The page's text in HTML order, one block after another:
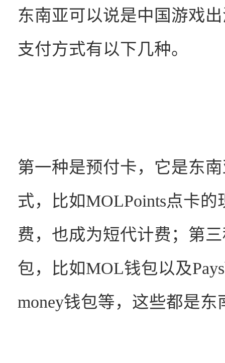
东南亚可以说是中国游戏
支付方式有以下几种。
第一种是预付卡，它是东
式，比如MOLPoints点卡
费，也成为短代计费；第
包，比如MOL钱包以及
money钱包等，这些都是